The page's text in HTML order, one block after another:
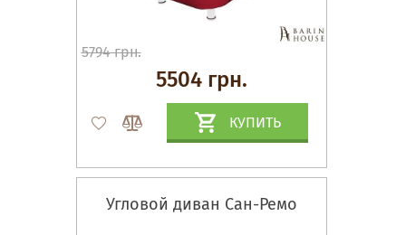
5794 грн.
5504 грн.
КУПИТЬ
Угловой диван Сан-Ремо